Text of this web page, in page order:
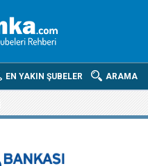
ARAMA
EN YAKIN ŞUBELER